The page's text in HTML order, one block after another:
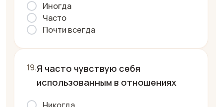
Иногда
Часто
Почти всегда
Я часто чувствую себя
использованным в отношениях